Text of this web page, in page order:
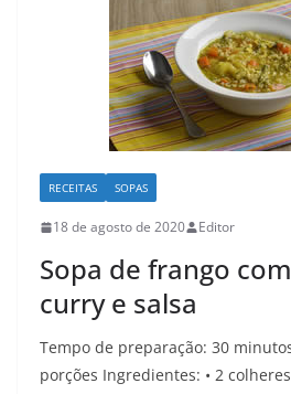
RECEITAS SOPAS
18 de agosto de 2020 Editor
Sopa de frango
curry e salsa
Tempo de preparação: 30
porções Ingredientes: • 2